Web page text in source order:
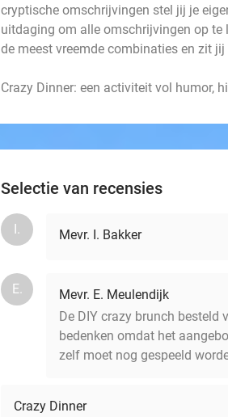
cryptische omschrijvingen stel jij je
uitdaging om alle omschrijvingen op te
de meest vreemde combinaties en zit
Crazy Dinner: een activiteit vol humor,
Selectie van recensies
I. Mevr. I. Bakker
E.
Mevr. E. Meulendijk
De DIY crazy brunch
bedenken omdat het
zelf moet nog gespeeld
Crazy Dinner